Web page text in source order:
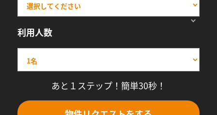
利用人数
あと１ステップ！簡単30秒！